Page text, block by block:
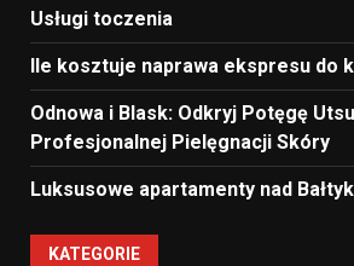
Usługi toczenia
Ile kosztuje naprawa ekspresu do
Odnowa i Blask: Odkryj Potęgę
Profesjonalnej Pielęgnacji Skóry
Luksusowe apartamenty nad
KATEGORIE